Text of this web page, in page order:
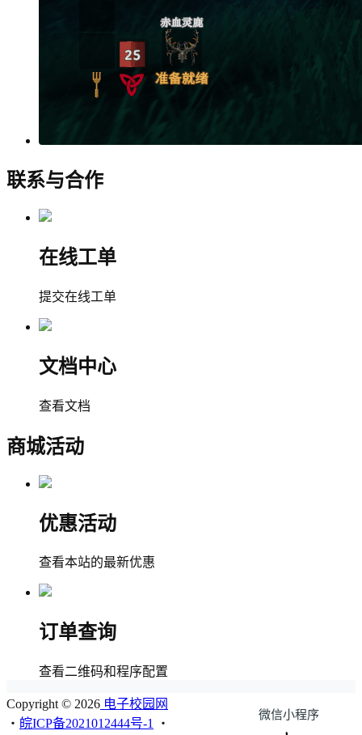
联系与合作
在线工单
提交在线工单
文档中心
查看文档
商城活动
优惠活动
查看本站的最新优惠
订单查询
查看二维码和程序配置
微信小程序
Copyright © 2026 电子校园网
・ 皖ICP备2021012444号-1 ・